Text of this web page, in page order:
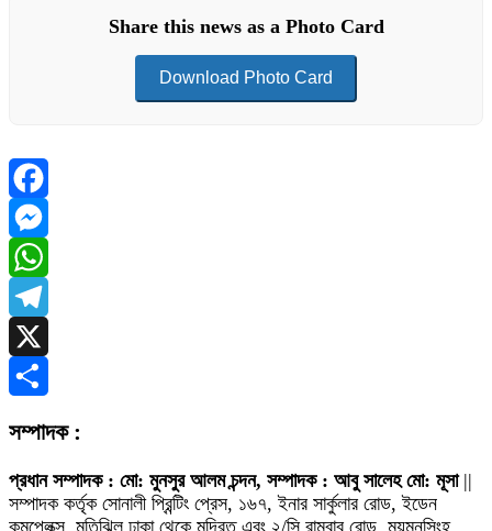
Share this news as a Photo Card
Download Photo Card
Facebook
Messenger
WhatsApp
Telegram
X
সম্পাদক :
প্রধান সম্পাদক : মো: মুনসুর আলম চন্দন, সম্পাদক : আবু সালেহ মো: মূসা||
সম্পাদক কর্তৃক সোনালী প্রিন্টিং প্রেস, ১৬৭, ইনার সার্কুলার রোড, ইডেন
কমপ্লেক্স, মতিঝিল ঢাকা থেকে মুদ্রিত এবং ২/সি রামবাবু রোড, ময়মনসিংহ